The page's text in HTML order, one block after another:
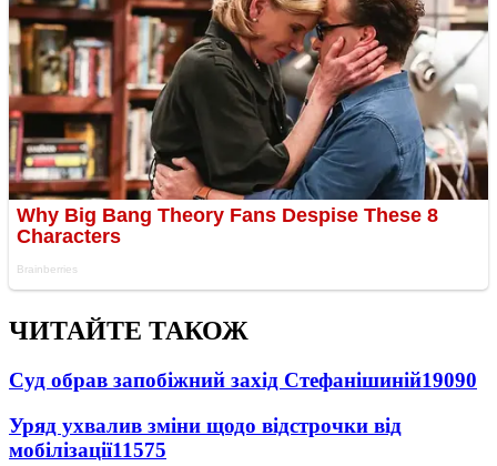
ЧИТАЙТЕ ТАКОЖ
Суд обрав запобіжний захід Стефанішиній19090
Уряд ухвалив зміни щодо відстрочки від
мобілізації11575